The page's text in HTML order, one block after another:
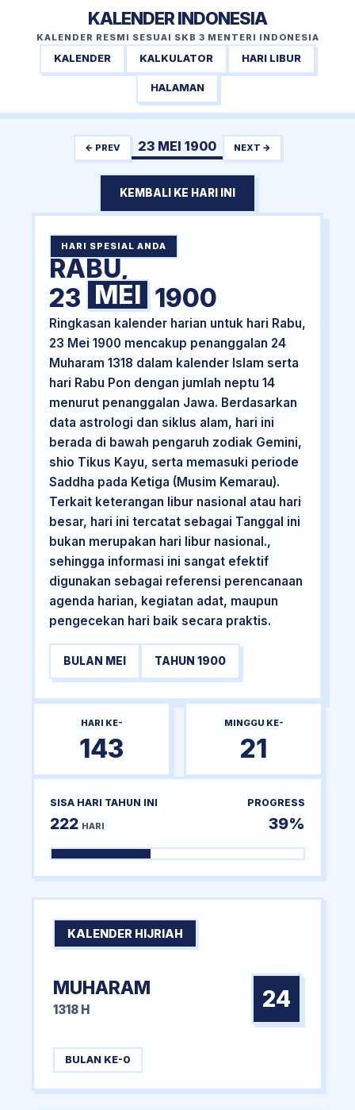
KALENDER INDONESIA
KALENDER RESMI SESUAI SKB 3 MENTERI INDONESIA
KALENDER KALKULATOR HARI LIBUR
HALAMAN
← PREV 23 MEI 1900 NEXT →
KEMBALI KE HARI INI
HARI SPESIAL ANDA
RABU,
23 MEI 1900
Ringkasan kalender harian untuk hari Rabu,
23 Mei 1900 mencakup penanggalan 24
Muharam 1318 dalam kalender Islam serta
hari Rabu Pon dengan jumlah neptu 14
menurut penanggalan Jawa. Berdasarkan
data astrologi dan siklus alam, hari ini
berada di bawah pengaruh zodiak Gemini,
shio Tikus Kayu, serta memasuki periode
Saddha pada Ketiga (Musim Kemarau).
Terkait keterangan libur nasional atau hari
besar, hari ini tercatat sebagai Tanggal ini
bukan merupakan hari libur nasional.,
sehingga informasi ini sangat efektif
digunakan sebagai referensi perencanaan
agenda harian, kegiatan adat, maupun
pengecekan hari baik secara praktis.
BULAN MEI TAHUN 1900
HARI KE-
143
MINGGU KE-
21
SISA HARI TAHUN INI
222 HARI
PROGRESS
39%
KALENDER HIJRIAH
MUHARAM
1318 H 24
BULAN KE-0